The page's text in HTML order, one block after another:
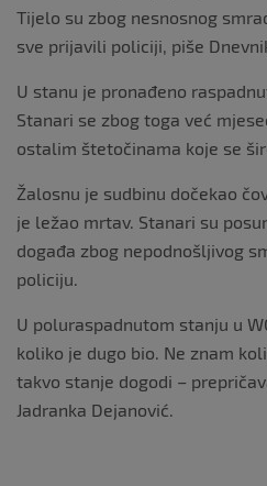
Tijelo su zbog nesnosnog
sve prijavili policiji, piše
U stanu je pronađeno
Stanari se zbog toga već
ostalim štetočinama koje se
Žalosnu je sudbinu dočekao
je ležao mrtav. Stanari su
događa zbog nepodnošljivog
policiju.
U poluraspadnutom stanju u
koliko je dugo bio. Ne znam
takvo stanje dogodi –
Jadranka Dejanović.